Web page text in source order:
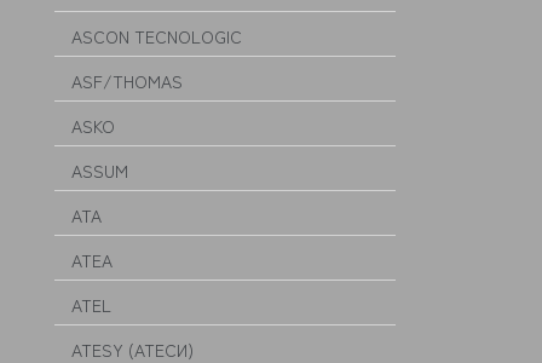
ASCON TECNOLOGIC
ASF/THOMAS
ASKO
ASSUM
ATA
ATEA
ATEL
ATESY (АТЕСИ)